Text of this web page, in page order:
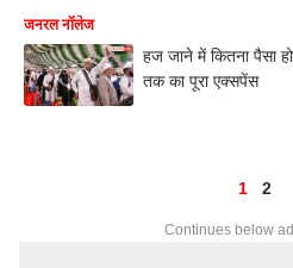
जनरल नॉलेज
हज जाने में कितना पैसा
तक का पूरा एक्सपेंस
1 2
Continues below